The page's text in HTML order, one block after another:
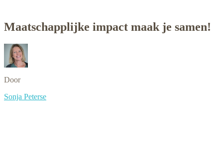
Maatschapplijke impact maak je samen!
Door
Sonja Peterse